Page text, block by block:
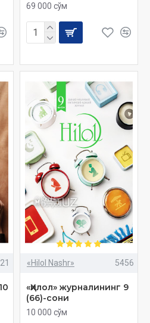
69 000 сўм
«Hilol Nashr» 5456
«Ҳилол» журналининг 9
(66)-сони
10 000 сўм